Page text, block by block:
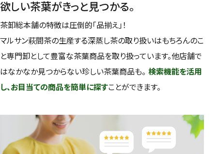
容量を選択
50g 500g 1000g
検索
欲しい茶葉がきっと見つかる。
茶卸総本舗の特徴は圧倒的「品揃え」！
マルサン萩間茶の生産する深蒸し茶の取り扱いはもちろんのこ
と専門卸として豊富な茶葉商品を取り扱っています。他店舗で
はなかなか見つからない珍しい茶葉商品も。 検索機能を活用
し、お目当ての商品を簡単に探すことができます。